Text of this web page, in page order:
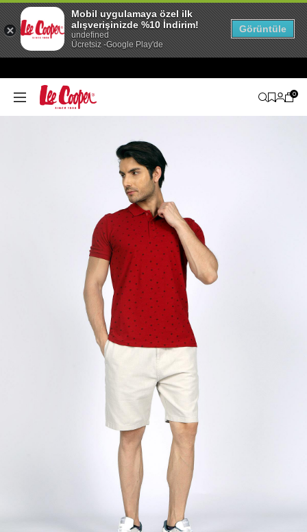
0
Mobil uygulamaya özel ilk
alışverişinizde %10 İndirim!
undefined
Ücretsiz -Google Play'de
Görüntüle